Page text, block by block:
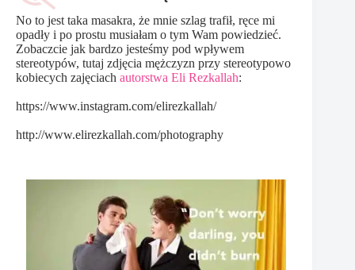
No to jest taka masakra, że mnie szlag trafił, ręce mi
opadły i po prostu musiałam o tym Wam powiedzieć.
Zobaczcie jak bardzo jesteśmy pod wpływem
stereotypów, tutaj zdjęcia mężczyzn przy stereotypowo
kobiecych zajęciach autorstwa Eli Rezkallah:
https://www.instagram.com/elirezkallah/
http://www.elirezkallah.com/photography